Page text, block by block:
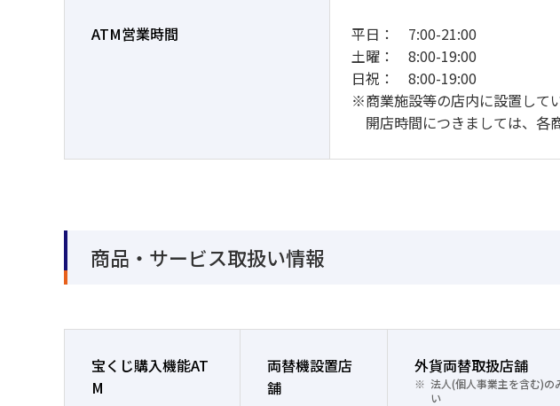
ATM営業時間
平日： 7:00-21:00
土曜： 8:00-19:00
日祝： 8:00-19:00
※商業施設等の店内に設置して
開店時間につきましては、各
商品・サービス取扱い情報
宝くじ購入機能AT
M
両替機設置店
舗
外貨両替取扱店舗
法人(個人事業主を含む)の
い